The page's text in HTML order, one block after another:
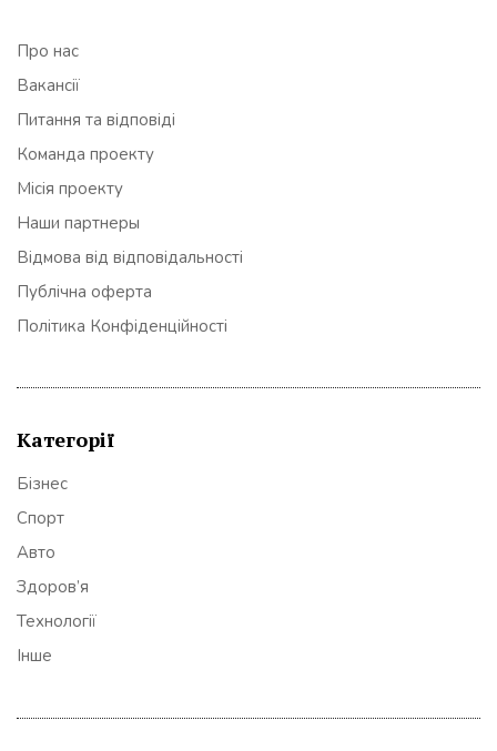
Про нас
Вакансії
Питання та відповіді
Команда проекту
Місія проекту
Наши партнеры
Відмова від відповідальності
Публічна оферта
Політика Конфіденційності
Категорії
Бізнес
Спорт
Авто
Здоров’я
Технології
Інше